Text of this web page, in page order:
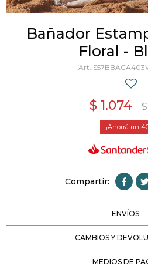
Bañador
Floral -
$ 1.074 $

ENVÍOS
CAMBIOS Y
MEDIOS DE